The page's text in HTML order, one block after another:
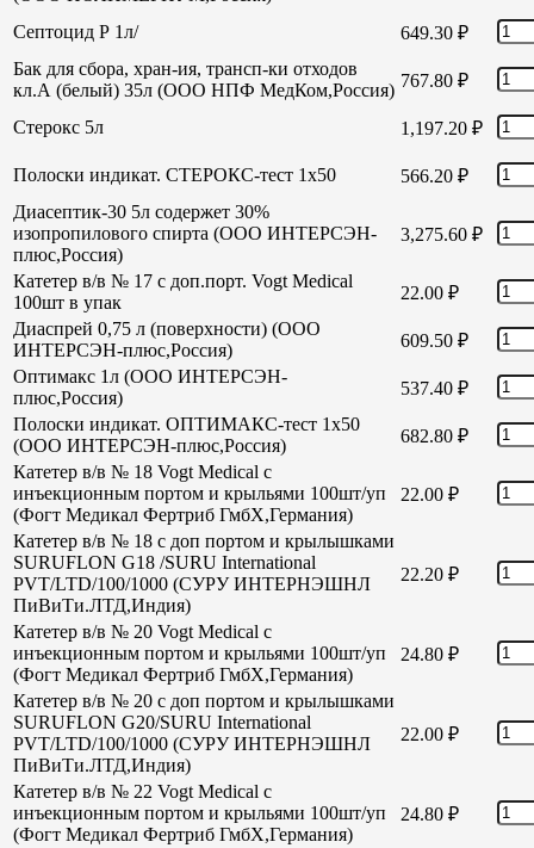
Септоцид Р 1л/
649.30 ₽
Бак для сбора, хран-ия, трансп-ки отходов
кл.А (белый) 35л (ООО НПФ МедКом,Россия) 767.80 ₽
Стерокс 5л 1,197.20 ₽
Полоски индикат. СТЕРОКС-тест 1х50 566.20 ₽
Диасептик-30 5л содержет 30%
изопропилового спирта (ООО ИНТЕРСЭН-
плюс,Россия)
3,275.60 ₽
Катетер в/в № 17 с доп.порт. Vogt Medical
100шт в упак
22.00 ₽
Диаспрей 0,75 л (поверхности) (ООО
ИНТЕРСЭН-плюс,Россия)
609.50 ₽
Оптимакс 1л (ООО ИНТЕРСЭН-
плюс,Россия)
537.40 ₽
Полоски индикат. ОПТИМАКС-тест 1х50
(ООО ИНТЕРСЭН-плюс,Россия)
682.80 ₽
Катетер в/в № 18 Vogt Medical с
инъекционным портом и крыльями 100шт/уп
(Фогт Медикал Фертриб ГмбХ,Германия)
22.00 ₽
Катетер в/в № 18 с доп портом и крылышками
SURUFLON G18 /SURU International
PVT/LTD/100/1000 (СУРУ ИНТЕРНЭШНЛ
ПиВиТи.ЛТД,Индия)
22.20 ₽
Катетер в/в № 20 Vogt Medical с
инъекционным портом и крыльями 100шт/уп
(Фогт Медикал Фертриб ГмбХ,Германия)
24.80 ₽
Катетер в/в № 20 с доп портом и крылышками
SURUFLON G20/SURU International
PVT/LTD/100/1000 (СУРУ ИНТЕРНЭШНЛ
ПиВиТи.ЛТД,Индия)
22.00 ₽
Катетер в/в № 22 Vogt Medical с
инъекционным портом и крыльями 100шт/уп
(Фогт Медикал Фертриб ГмбХ,Германия)
24.80 ₽